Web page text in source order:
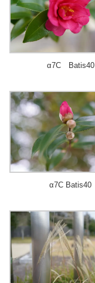
α7C Batis40
α7C Batis40